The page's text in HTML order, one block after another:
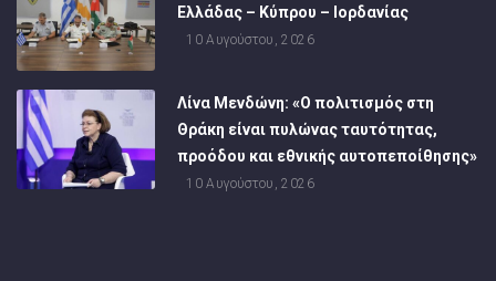
Ελλάδας – Κύπρου – Ιορδανίας
10 Αυγούστου, 2026
Λίνα Μενδώνη: «Ο πολιτισμός στη
Θράκη είναι πυλώνας ταυτότητας,
προόδου και εθνικής αυτοπεποίθησης»
10 Αυγούστου, 2026